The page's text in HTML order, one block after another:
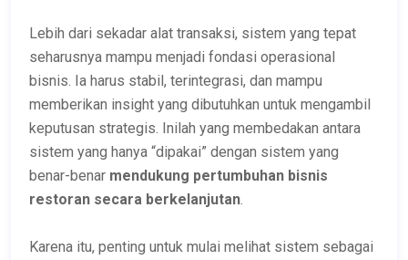
Lebih dari sekadar alat transaksi, sistem yang tepat
seharusnya mampu menjadi fondasi operasional
bisnis. Ia harus stabil, terintegrasi, dan mampu
memberikan insight yang dibutuhkan untuk mengambil
keputusan strategis. Inilah yang membedakan antara
sistem yang hanya “dipakai” dengan sistem yang
benar-benar mendukung pertumbuhan bisnis
restoran secara berkelanjutan
Karena itu, penting untuk mulai melihat sistem sebagai